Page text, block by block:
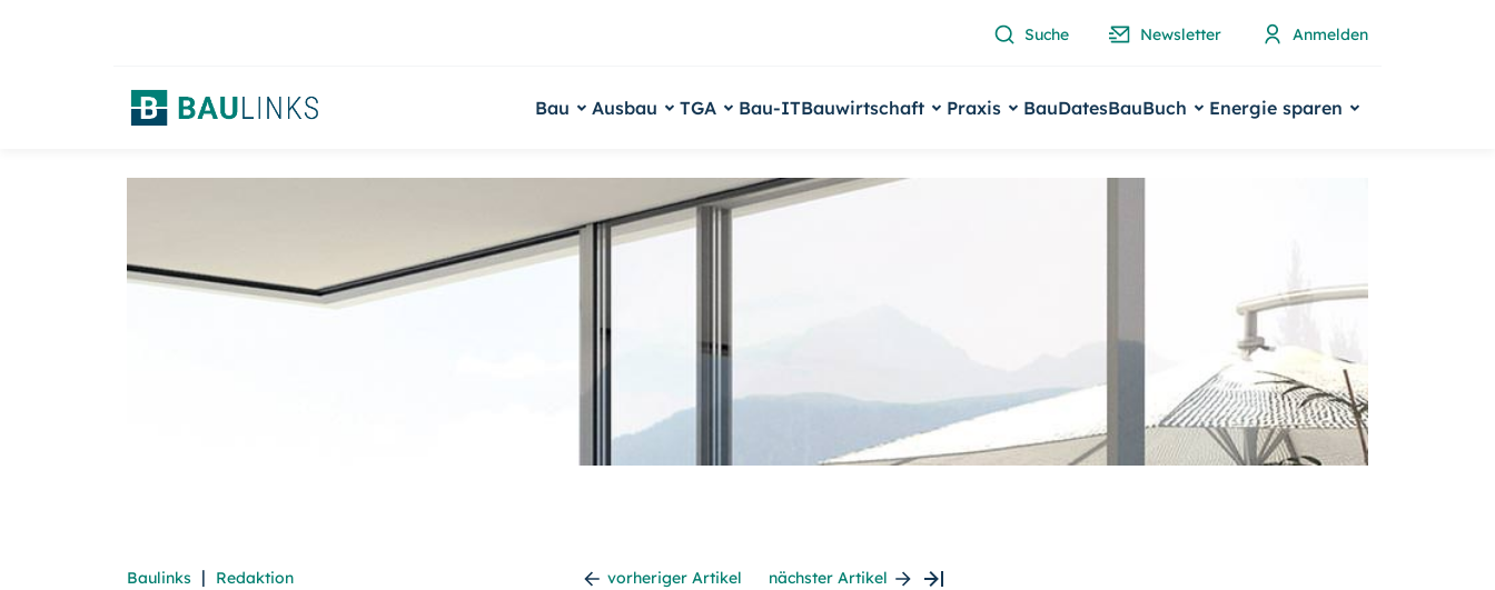
Suche Newsletter Anmelden
Bau Ausbau TGA Bau-ITBauwirtschaft Praxis BauDatesBauBuch Energie sparen
Baulinks | Redaktion vorheriger Artikel nächster Artikel